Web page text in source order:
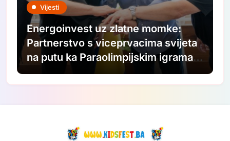
Vijesti
Energoinvest uz zlatne momke:
Partnerstvo s viceprvacima svijeta
na putu ka Paraolimpijskim igrama
2028.